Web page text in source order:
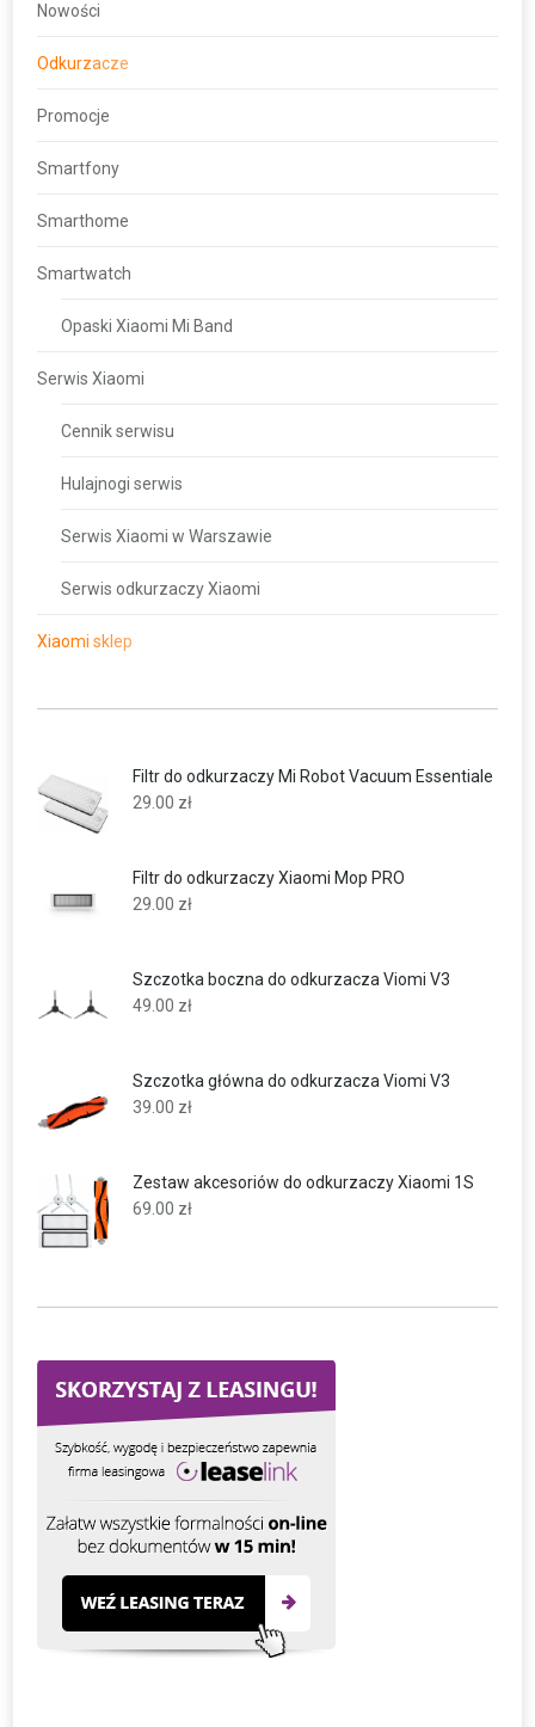
Nowości
Odkurzacze
Promocje
Smartfony
Smarthome
Smartwatch
Opaski Xiaomi Mi Band
Serwis Xiaomi
Cennik serwisu
Hulajnogi serwis
Serwis Xiaomi w Warszawie
Serwis odkurzaczy Xiaomi
Xiaomi sklep
Filtr do odkurzaczy Mi Robot Vacuum Essentiale
29.00 zł
Filtr do odkurzaczy Xiaomi Mop PRO
29.00 zł
Szczotka boczna do odkurzacza Viomi V3
49.00 zł
Szczotka główna do odkurzacza Viomi V3
39.00 zł
Zestaw akcesoriów do odkurzaczy Xiaomi 1S
69.00 zł